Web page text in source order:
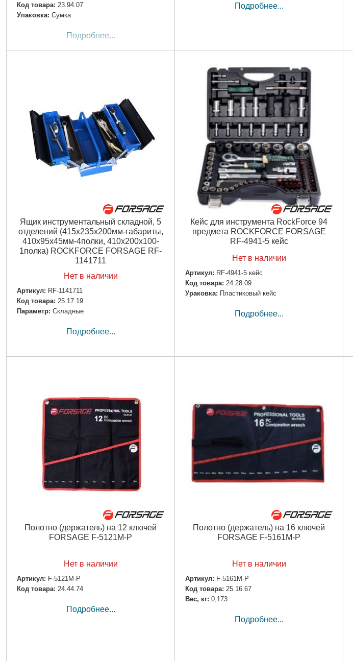
Код товара: 23.94.07
Упаковка: Сумка
Подробнее...
Подробнее...
Ящик инструментальный складной, 5
отделений (415х235х200мм-габариты,
410х95х45мм-4полки, 410х200х100-
1полка) ROCKFORCE FORSAGE RF-
1141711
Нет в наличии
Артикул: RF-1141711
Код товара: 25.17.19
Параметр: Складные
Подробнее...
Кейс для инструмента RockForce 94
предмета ROCKFORCE FORSAGE
RF-4941-5 кейс
Нет в наличии
Артикул: RF-4941-5 кейс
Код товара: 24.28.09
Ураковка: Пластиковый кейс
Подробнее...
Полотно (держатель) на 12 ключей
FORSAGE F-5121M-P
Нет в наличии
Артикул: F-5121M-P
Код товара: 24.44.74
Подробнее...
Полотно (держатель) на 16 ключей
FORSAGE F-5161M-P
Нет в наличии
Артикул: F-5161M-P
Код товара: 25.16.67
Вес, кг: 0,173
Подробнее...